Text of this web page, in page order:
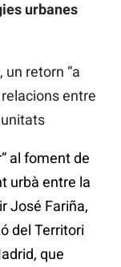
urbanes
retorn “a
entre
al foment de
urbà entre la
José Fariña,
del Territori
que